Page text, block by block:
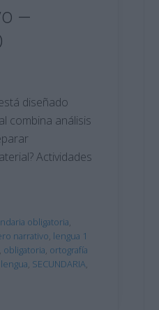
–
diseñado
combina análisis
Actividades
obligatoria,
narrativo, lengua 1
, obligatoria, ortografía
, SECUNDARIA,